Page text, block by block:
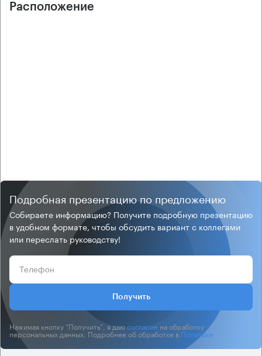
Расположение
Подробная презентацию по предложению
Собираете информацию? Получите подробную презентацию
в удобном формате, чтобы обсудить вариант с коллегами
или переслать руководству!
Получить
Нажимая кнопку “Получить”, я даюсогласие на обработку
персональных данных. Подробнее об обработке вПолитике